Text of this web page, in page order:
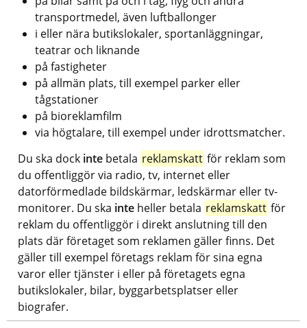
transportmedel, även luftballonger
i eller nära butikslokaler, sportanläggningar,
teatrar och liknande
på fastigheter
på allmän plats, till exempel parker eller
tågstationer
på bioreklamfilm
via högtalare, till exempel under idrottsmatcher.
Du ska dock inte betala reklamskatt för reklam som
du offentliggör via radio, tv, internet eller
datorförmedlade bildskärmar, ledskärmar eller tv-
monitorer. Du ska inte heller betala reklamskatt för
reklam du offentliggör i direkt anslutning till den
plats där företaget som reklamen gäller finns. Det
gäller till exempel företags reklam för sina egna
varor eller tjänster i eller på företagets egna
butikslokaler, bilar, byggarbetsplatser eller
biografer.